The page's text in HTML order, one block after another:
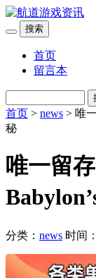
搜索
首页
留言本
首页 > news > 唯
秘
唯一留
分类： news 时间